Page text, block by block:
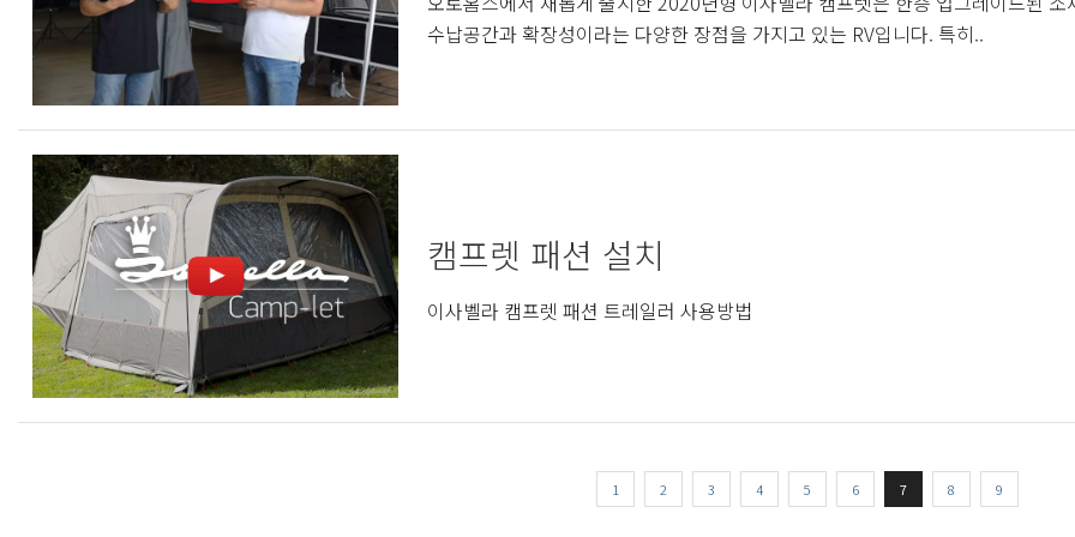
수납공간과 확장성이라는 다양한 장점을 가지고 있는 RV입니다. 특히..
캠프렛 패션 설치
이사벨라 캠프렛 패션 트레일러 사용방법
1 2 3 4 5 6 7 8 9